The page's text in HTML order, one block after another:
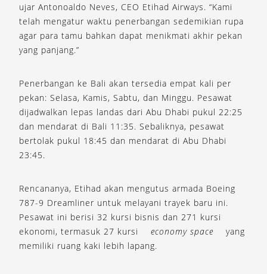
ujar Antonoaldo Neves, CEO Etihad Airways. “Kami
telah mengatur waktu penerbangan sedemikian rupa
agar para tamu bahkan dapat menikmati akhir pekan
yang panjang.”
Penerbangan ke Bali akan tersedia empat kali per
pekan: Selasa, Kamis, Sabtu, dan Minggu. Pesawat
dijadwalkan lepas landas dari Abu Dhabi pukul 22:25
dan mendarat di Bali 11:35. Sebaliknya, pesawat
bertolak pukul 18:45 dan mendarat di Abu Dhabi
23:45.
Rencananya, Etihad akan mengutus armada Boeing
787-9 Dreamliner untuk melayani trayek baru ini.
Pesawat ini berisi 32 kursi bisnis dan 271 kursi
ekonomi, termasuk 27 kursi
economy space
yang
memiliki ruang kaki lebih lapang.